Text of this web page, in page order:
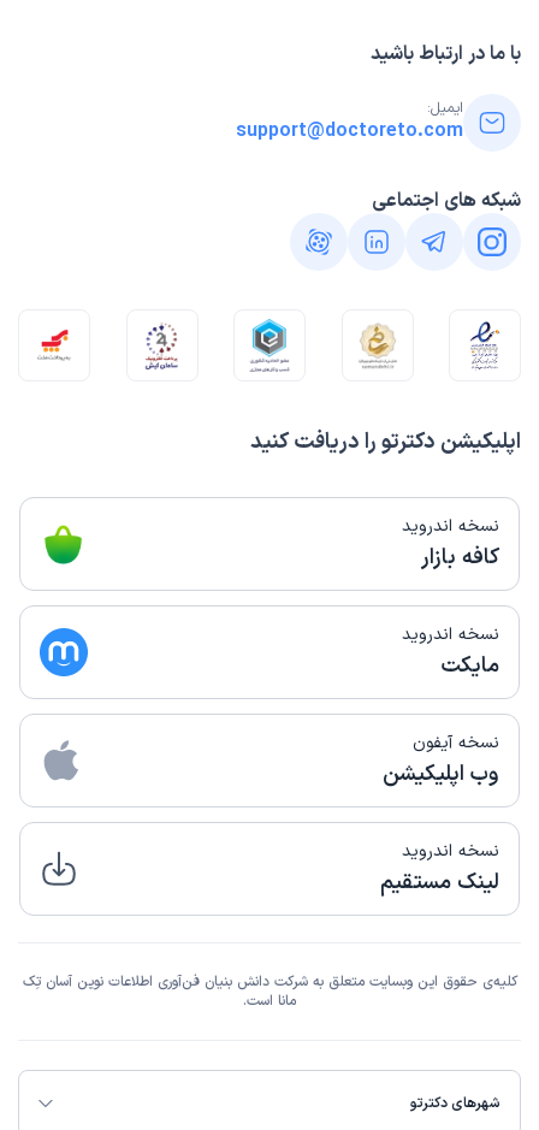
اپلیکیشن دکترتو را دریافت کنید
نسخه اندروید
کافه بازار
نسخه اندروید
مایکت
نسخه آیفون
وب اپلیکیشن
نسخه اندروید
لینک مستقیم
با ما در ارتباط باشید
ایمیل:
support@doctoreto.com
شبکه های اجتماعی
کلیه‌ی حقوق این وبسایت متعلق به شرکت دانش بنیان فن‌آوری اطلاعات نوین آسان تِک
مانا است.
شهرهای دکترتو